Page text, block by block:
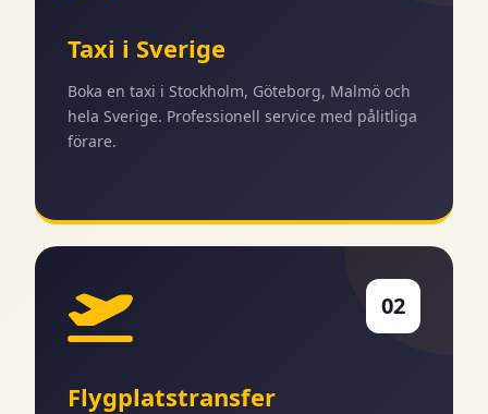
Taxi i Sverige
Boka en taxi i Stockholm, Göteborg, Malmö och
hela Sverige. Professionell service med pålitliga
förare.
02
Flygplatstransfer